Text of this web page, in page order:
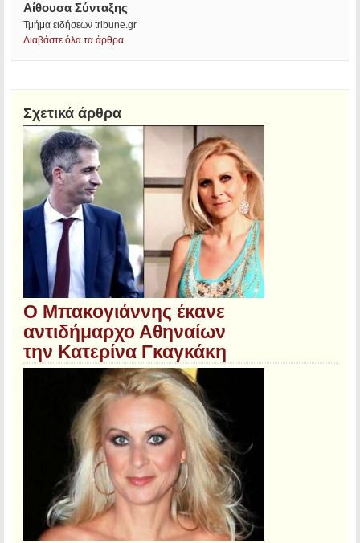
Αίθουσα Σύνταξης
Τμήμα ειδήσεων tribune.gr
Διαβάστε όλα τα άρθρα
Σχετικά άρθρα
O Mπακογιάννης έκανε
αντιδήμαρχο Αθηναίων
την Κατερίνα Γκαγκάκη